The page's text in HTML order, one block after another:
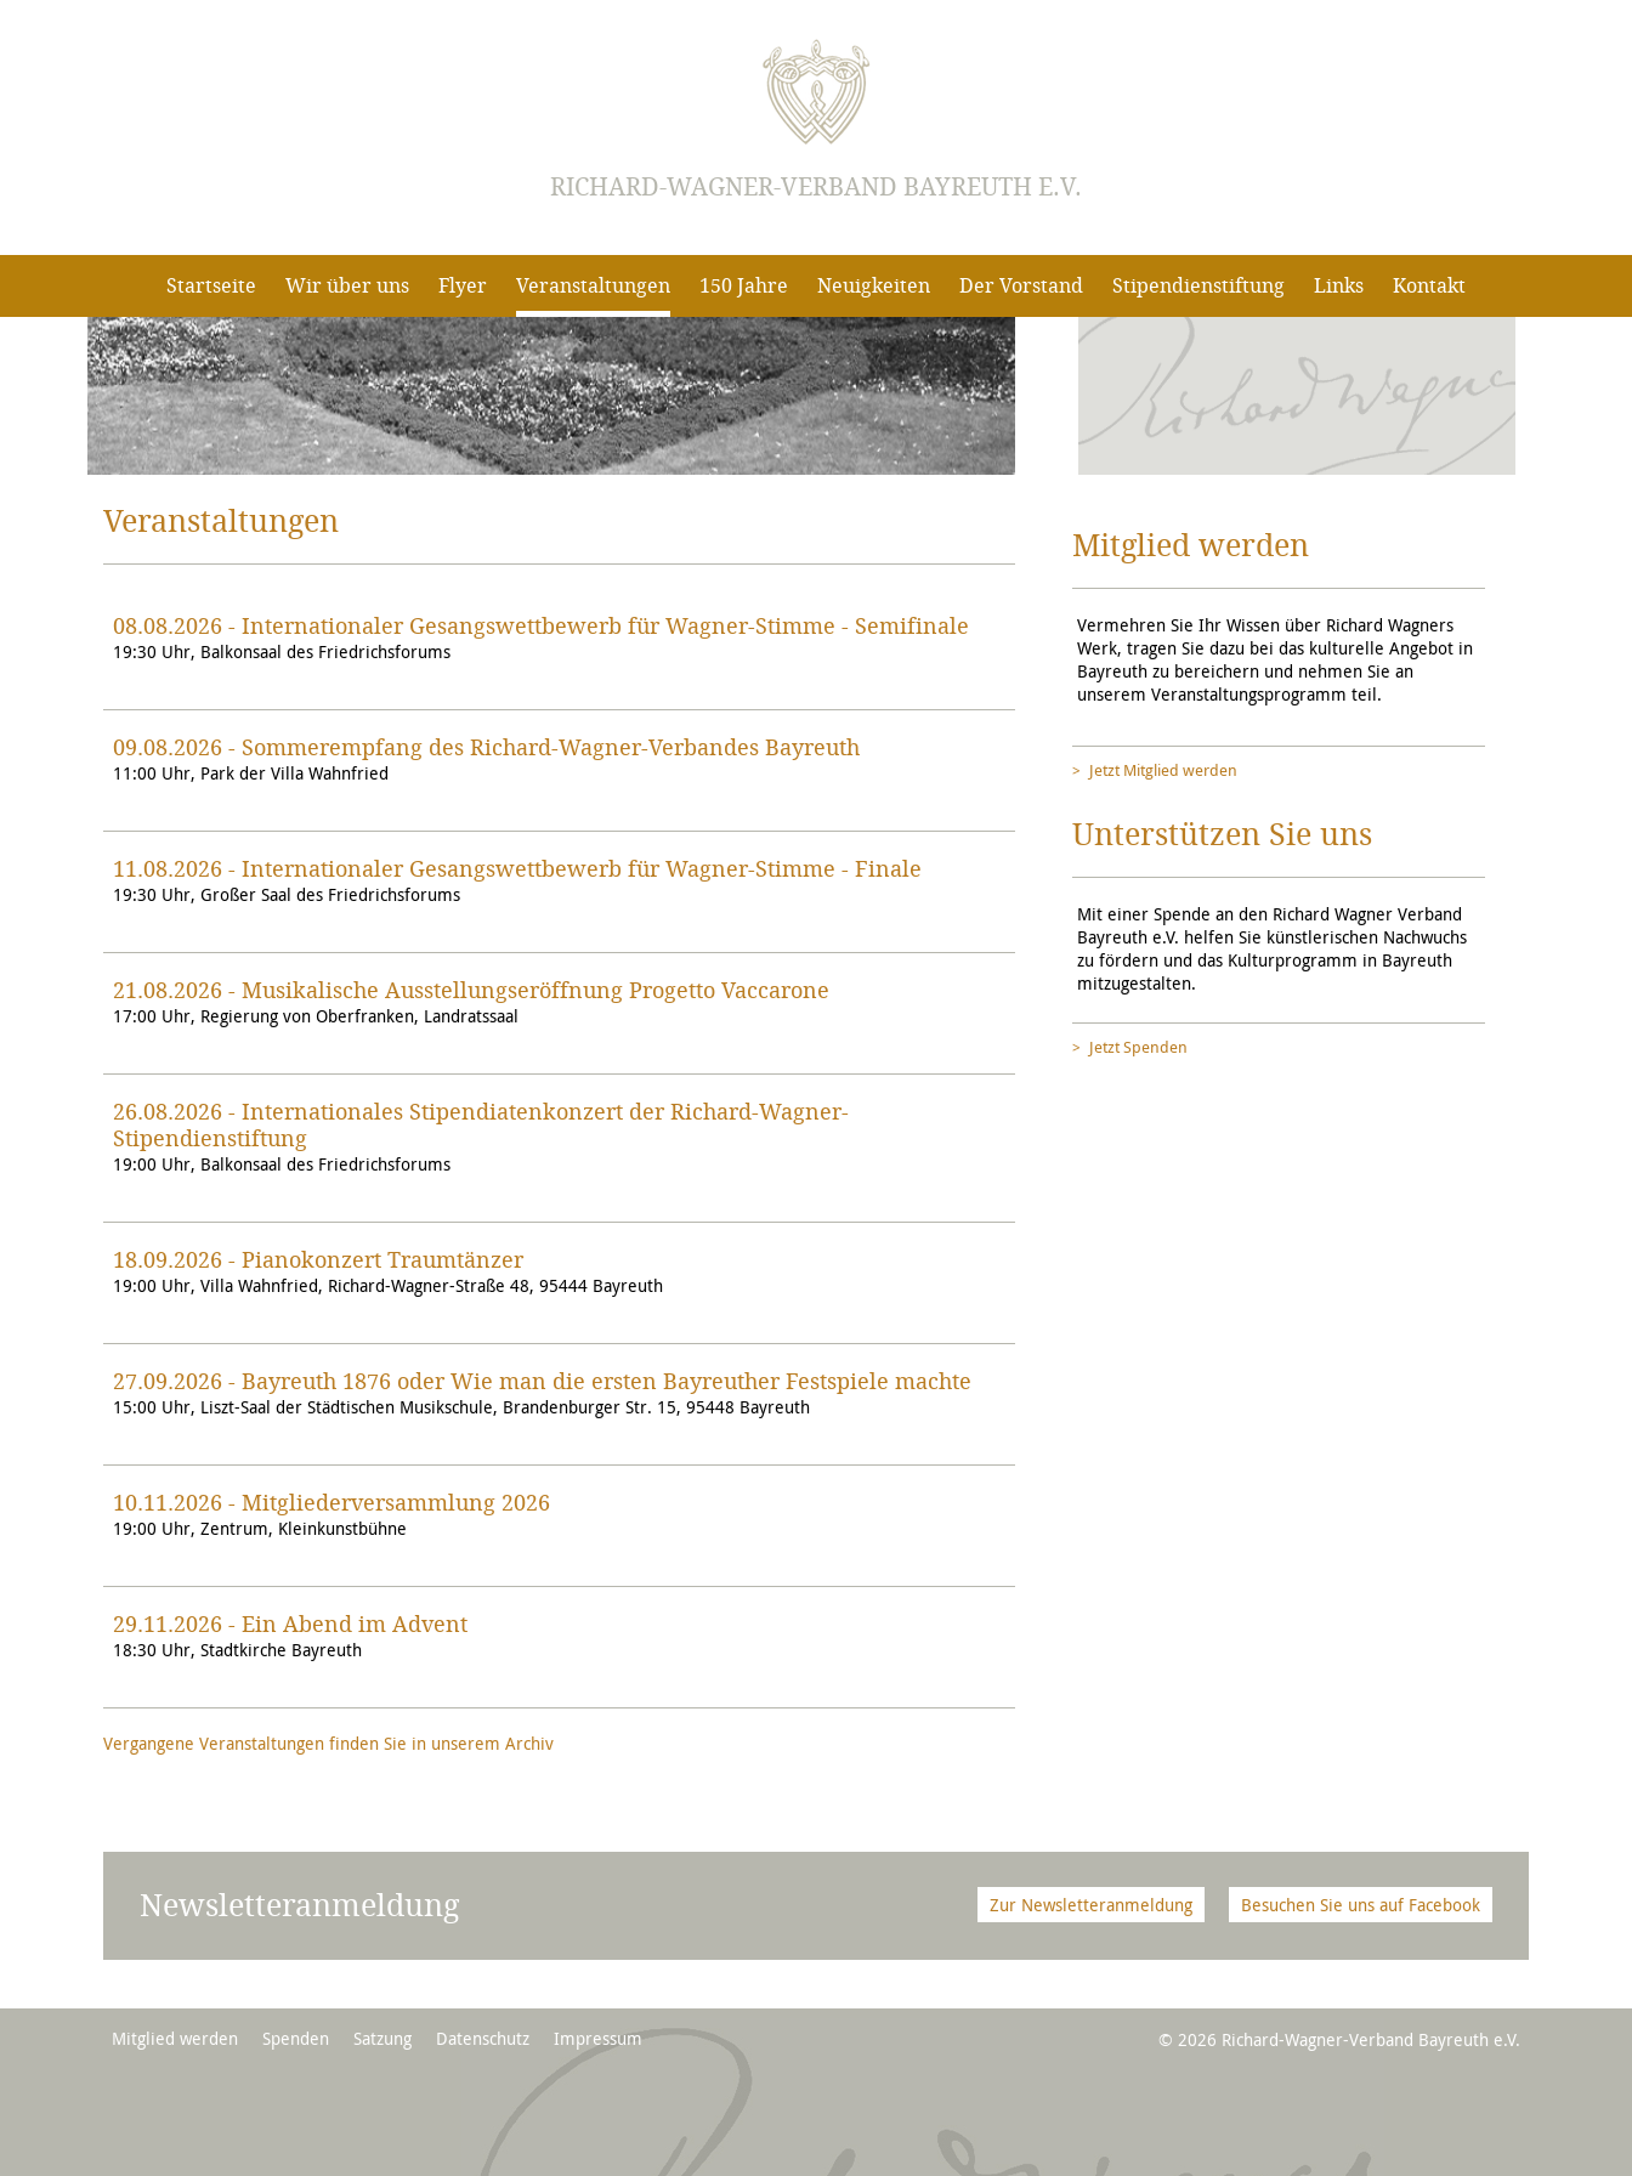
RICHARD-WAGNER-VERBAND BAYREUTH E.V.
Startseite Wir über uns Flyer Veranstaltungen 150 Jahre Neuigkeiten Der Vorstand Stipendienstiftung Links Kontakt
Veranstaltungen
08.08.2026 - Internationaler Gesangswettbewerb für Wagner-Stimme - Semifinale
19:30 Uhr, Balkonsaal des Friedrichsforums
09.08.2026 - Sommerempfang des Richard-Wagner-Verbandes Bayreuth
11:00 Uhr, Park der Villa Wahnfried
11.08.2026 - Internationaler Gesangswettbewerb für Wagner-Stimme - Finale
19:30 Uhr, Großer Saal des Friedrichsforums
21.08.2026 - Musikalische Ausstellungseröffnung Progetto Vaccarone
17:00 Uhr, Regierung von Oberfranken, Landratssaal
26.08.2026 - Internationales Stipendiatenkonzert der Richard-Wagner-
Stipendienstiftung
19:00 Uhr, Balkonsaal des Friedrichsforums
18.09.2026 - Pianokonzert Traumtänzer
19:00 Uhr, Villa Wahnfried, Richard-Wagner-Straße 48, 95444 Bayreuth
27.09.2026 - Bayreuth 1876 oder Wie man die ersten Bayreuther Festspiele machte
15:00 Uhr, Liszt-Saal der Städtischen Musikschule, Brandenburger Str. 15, 95448 Bayreuth
10.11.2026 - Mitgliederversammlung 2026
19:00 Uhr, Zentrum, Kleinkunstbühne
29.11.2026 - Ein Abend im Advent
18:30 Uhr, Stadtkirche Bayreuth
Vergangene Veranstaltungen finden Sie in unserem Archiv
Mitglied werden
Vermehren Sie Ihr Wissen über Richard Wagners
Werk, tragen Sie dazu bei das kulturelle Angebot in
Bayreuth zu bereichern und nehmen Sie an
unserem Veranstaltungsprogramm teil.
Jetzt Mitglied werden
Unterstützen Sie uns
Mit einer Spende an den Richard Wagner Verband
Bayreuth e.V. helfen Sie künstlerischen Nachwuchs
zu fördern und das Kulturprogramm in Bayreuth
mitzugestalten.
Jetzt Spenden
Newsletteranmeldung Besuchen Sie uns auf Facebook
Zur Newsletteranmeldung
Mitglied werden Spenden Satzung Datenschutz Impressum © 2026 Richard-Wagner-Verband Bayreuth e.V.